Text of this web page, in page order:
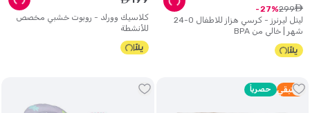
ليتل ليرنرز - كرسي هزاز للاطفال 0-24
شهر | خالي من BPA
ê
299
27
كلاسيك وورلد - روبوت خشبي مخصص
للأنشطة
1 متبقي حصرياً